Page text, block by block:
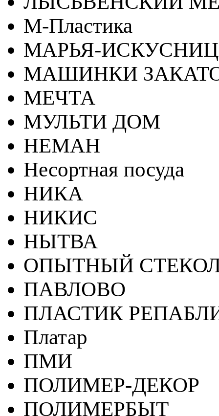
М-Пластика
МАРЬЯ-
МАШИНКИ
МЕЧТА
МУЛЬТИ ДОМ
НЕМАН
Несортная посуда
НИКА
НИКИС
НЫТВА
ОПЫТНЫЙ
ПАВЛОВО
ПЛАСТИК
Платар
ПМИ
ПОЛИМЕР-ДЕКОР
ПОЛИМЕРБЫТ